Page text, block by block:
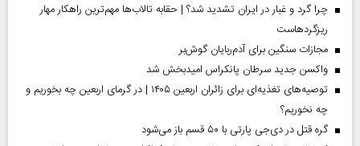
چرا گرد و غبار در ایران تشدید شد؟ | حقابه تالاب‌ها مهم‌ترین راهکار مهار
ریزگردهاست
مجازات سنگین برای آدم‌ربایان گوش‌بر
واکسن جدید سرطان پانکراس امیدبخش شد
توصیه‌های تغذیه‌ای برای زائران اربعین ۱۴۰۵ | در گرمای اربعین چه بخوریم و
چه نخوریم؟
گره قتل در دی‌جی پارتی با ۵۰ قسم باز می‌شود